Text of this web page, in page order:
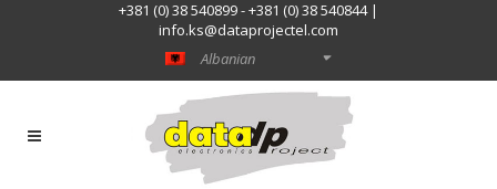
+381 (0) 38 540899 - +381 (0) 38 540844 |
info.ks@dataprojectel.com
Albanian